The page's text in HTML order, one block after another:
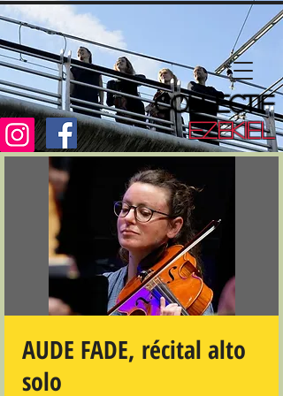
COLLECTIF
EZEKIEL
AUDE FADE, récital alto
solo